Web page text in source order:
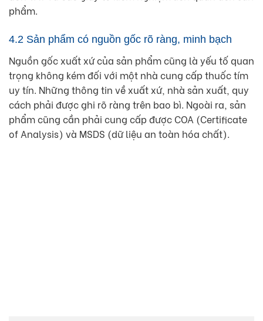
phẩm.
4.2 Sản phẩm có nguồn gốc rõ ràng, minh bạch
Nguồn gốc xuất xứ của sản phẩm cũng là yếu tố quan
trọng không kém đối với một nhà cung cấp thuốc tím
uy tín. Những thông tin về xuất xứ, nhà sản xuất, quy
cách phải được ghi rõ ràng trên bao bì. Ngoài ra, sản
phẩm cũng cần phải cung cấp được COA (Certificate
of Analysis) và MSDS (dữ liệu an toàn hóa chất).